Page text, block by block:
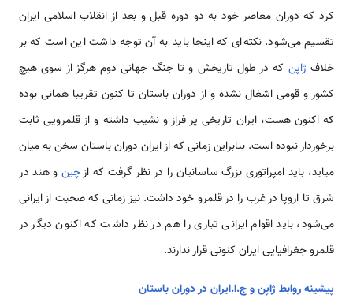
کرد که دوران معاصر خود به دو دوره قبل و بعد از انقلاب اسلامی ایران
تقسیم می‌شود. نکته‌ای که اینجا باید به آن توجه داشت این است که بر
خلاف ژاپن که در طول تاریخش و تا جنگ جهانی دوم هرگز از سوی هیچ
کشور و قومی اشغال نشده و از دوران باستان تا کنون تقریبا همانی بوده
که اکنون هست، ایران تاریخی پر فراز و نشیب داشته و از قلمرویی ثابت
برخوردار نبوده است. بنابراین زمانی که از ایران دوران باستان سخن به میان
میاید، باید امپراتوری بزرگ ساسانیان را در نظر گرفت که ازچین و هند در
شرق تا اروپا در غرب را در قلمرو خود داشت. نیز زمانی که صحبت از ایرانی
می‌شود، باید اقوام ایرانی تباری را هم در نظر داشت که اکنون دیگر در
قلمرو جغرافیایی ایران کنونی قرار ندارند.
پیشینه روابط ژاپن و ج.ا.ایران در دوران باستان